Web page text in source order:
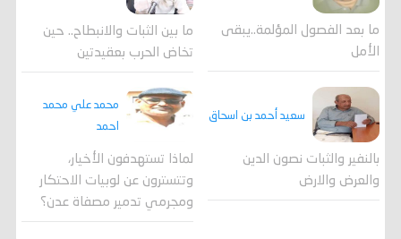
ما بعد الفصول المؤلمة..يبقى
الأمل
ما بين الثبات والانبطاح.. حين
تخاض الحرب بعقيدتين
سعيد أحمد بن اسحاق
بالنفير والثبات نصون الدين
والعرض والارض
محمد علي محمد
احمد
لماذا تستهدفون الأخيار،
وتتسترون عن لوبيات الاحتكار
ومجرمي تدمير مصفاة عدن؟